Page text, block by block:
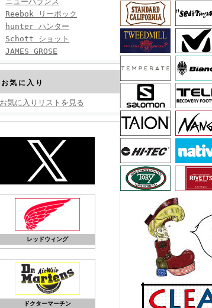
Reebok リーボック
hunter ハンター
Schott ショット
JAMES GROSE
お気に入り
お気に入りリストを見る
レッドウィング
ドクターマーチン